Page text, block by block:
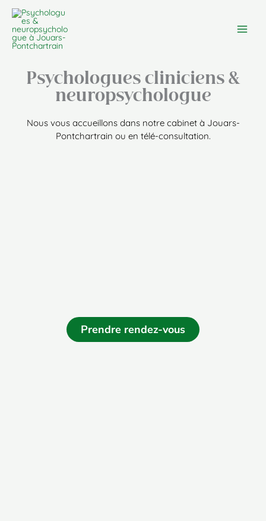
Aller
contenu
Psychologues cliniciens &
neuropsychologue
Nous vous accueillons dans notre cabinet à Jouars-
Pontchartrain ou en télé-consultation.
Prendre rendez-vous